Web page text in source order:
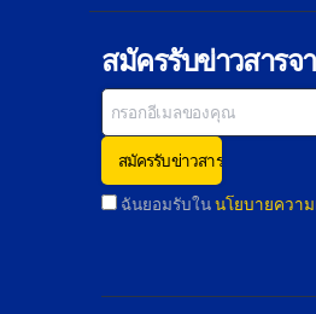
สมัครรับข่าวสารจ
ฉันยอมรับในนโยบายควา